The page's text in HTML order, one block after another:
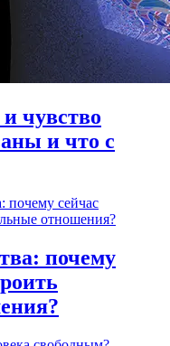
чувство
и что с
почему